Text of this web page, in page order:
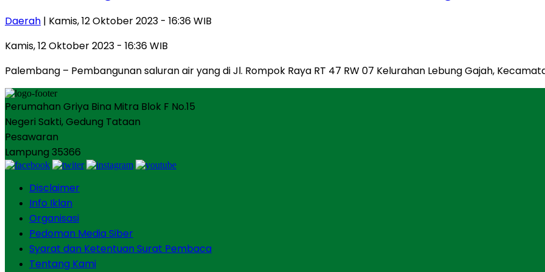
Daerah | Kamis, 12 Oktober 2023 - 16:36 WIB
Kamis, 12 Oktober 2023 - 16:36 WIB
Palembang – Pembangunan saluran air yang di Jl. Rompok Raya RT 47 RW 07 Kelurahan Lebung Gajah,
Perumahan Griya Bina Mitra Blok F No.15
Negeri Sakti, Gedung Tataan
Pesawaran
Lampung 35366
Disclaimer
Info Iklan
Organisasi
Pedoman Media Siber
Syarat dan Ketentuan Surat Pembaca
Tentang Kami